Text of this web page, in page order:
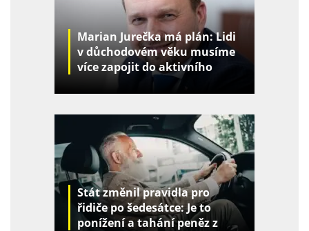
Marian Jurečka má plán: Lidi
v důchodovém věku musíme
více zapojit do aktivního
Stát změnil pravidla pro
řidiče po šedesátce: Je to
ponížení a tahání peněz z